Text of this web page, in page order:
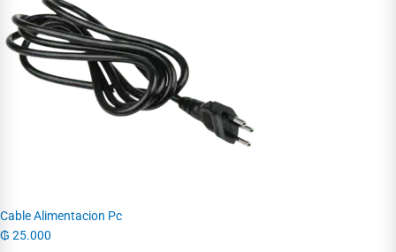
Cable Alimentacion Pc
₲ 25.000